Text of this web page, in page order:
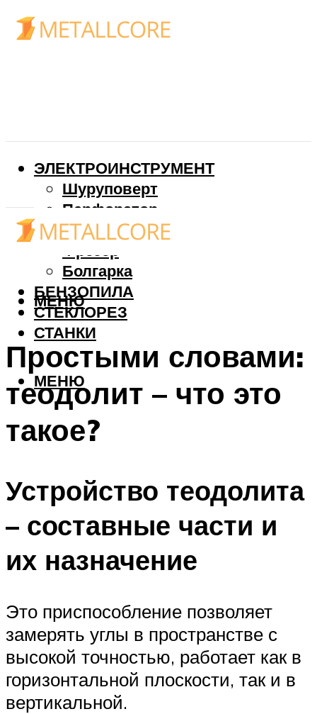
ЭЛЕКТРОИНСТРУМЕНТ
Шуруповерт
Перфоратор
Дрель
Фрезер
Болгарка
БЕНЗОПИЛА
СТЕКЛОРЕЗ
СТАНКИ
МЕНЮ
МЕНЮ
Простыми словами:
теодолит – что это
такое?
Устройство теодолита
– составные части и
их назначение
Это приспособление позволяет
замерять углы в пространстве с
высокой точностью, работает как в
горизонтальной плоскости, так и в
вертикальной.